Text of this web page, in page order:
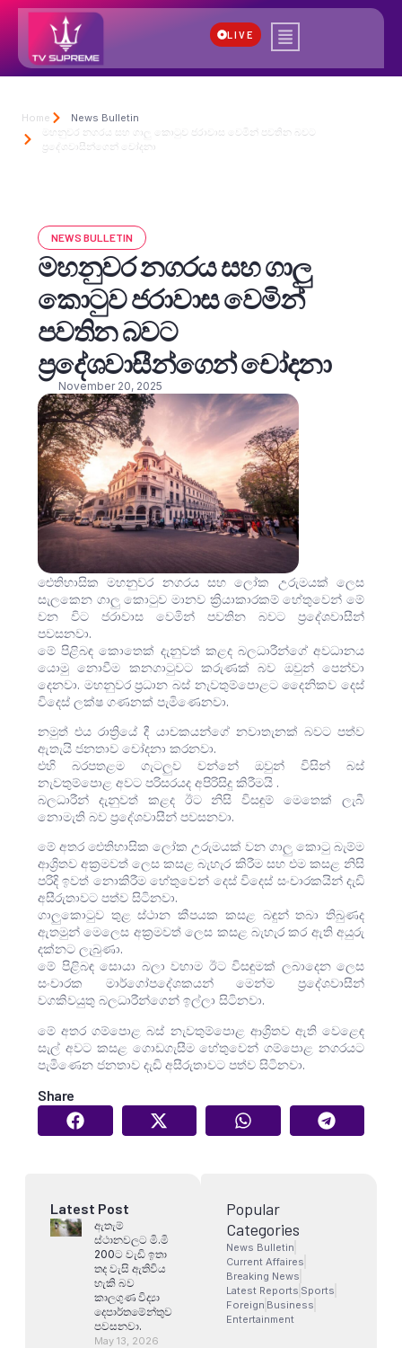
LIVE
Home
News Bulletin
මහනුවර නගරය සහ ගාලු කොටුව ජරාවාස වෙමින් පවතින බවට
ප්‍රදේශවාසීන්ගෙන් චෝදනා
NEWS BULLETIN
මහනුවර නගරය සහ ගාලු
කොටුව ජරාවාස වෙමින්
පවතින බවට
ප්‍රදේශවාසීන්ගෙන් චෝදනා
November 20, 2025
ඓතිහාසික මහනුවර නගරය සහ ලෝක උරුමයක් ලෙස
සැලකෙන ගාලු කොටුව මානව ක්‍රියාකාරකම් හේතුවෙන් මේ
වන විට ජරාවාස වෙමින් පවතින බවට ප්‍රදේශවාසීන්‌
පවසනවා.
මේ පිළිබඳ කොතෙක් දැනුවත් කළද බලධාරීන්ගේ අවධානය
යොමු නොවීම කනගාටුවට කරුණක් බව ඔවුන් පෙන්වා
දෙනවා. මහනුවර ප්‍රධාන බස් නැවතුම්පොළට දෛනිකව දෙස්
විදෙස් ලක්ෂ ගණනක් පැමිණෙනවා.
නමුත් එය රාත්‍රියේ දී යාචකයන්ගේ නවාතැනක් බවට පත්ව
ඇතැයි ජනතාව චෝදනා කරනවා.
එහි බරපතළම ගැටලුව වන්නේ ඔවුන් විසින් බස්
නැවතුම්පොළ අවට පරිසරයද අපිරිසිදු කිරීමයි .
බලධාරීන් දැනුවත් කළද ඊට නිසි විසඳුම් මෙතෙක් ලැබී
නොමැති බව ප්‍රදේශවාසීන් පවසනවා.
මේ අතර ඓතිහාසික ලෝක උරුමයක් වන ගාලු කොටු බැම්ම
ආශ්‍රිතව අක්‍රමවත් ලෙස කසළ බැහැර කිරීම සහ එම කසළ නිසි
පරිදි ඉවත් නොකිරීම හේතුවෙන් දෙස් විදෙස් සංචාරකයින් දැඩි
අසීරුතාවට පත්ව සිටිනවා.
ගාලුකොටුව තුළ ස්ථාන කීපයක කසළ බඳුන් තබා තිබුණද
ඇතමුන් මෙලෙස අක්‍රමවත් ලෙස කසළ බැහැර කර ඇති අයුරු
දක්නට ලැබුණා.
මේ පිළිබඳ සොයා බලා වහාම ඊට විසඳුමක් ලබාදෙන ලෙස
සංචාරක මාර්ගෝපදේශකයන් මෙන්ම ප්‍රදේශවාසීන්
වගකිවයුතු බලධාරීන්ගෙන් ඉල්ලා සිටිනවා.
මේ අතර ගම්පොළ බස් නැවතුම්පොළ ආශ්‍රිතව ඇති වෙළෙඳ
සැල් අවට කසළ ගොඩගැසීම හේතුවෙන් ගම්පොළ නගරයට
පැමිණෙන ජනතාව දැඩි අසීරුතාවට පත්ව සිටිනවා.
Share
Latest Post
ඇතැම්
ස්ථානවලට මි.මි
200ට වැඩි ඉතා
තද වැසි ඇතිවිය
හැකි බව
කාලගුණ විද්‍යා
දෙපාර්තමේන්තුව
පවසනවා.
May 13, 2026
Popular
Categories
News Bulletin
Current Affaires
Breaking News
Latest Reports Sports
Foreign Business
Entertainment